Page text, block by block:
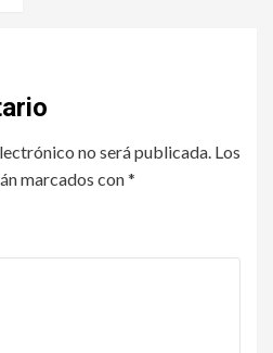
no será publicada. Los
marcados con*